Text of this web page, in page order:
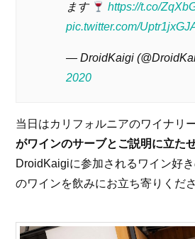
ます
https://t.co/
pic.twitter.com/
— DroidKaigi
2020
当日はカリフォルニアのワイナリ
がワインのサーブとご説明に立た
DroidKaigiに参加されるワイン好
のワインを飲みにお立ち寄りくだ